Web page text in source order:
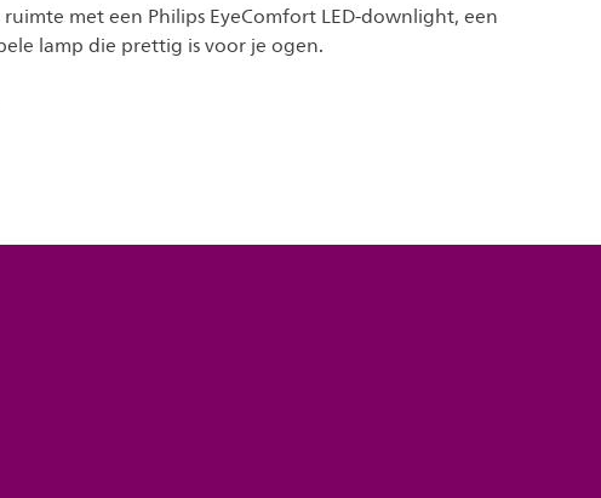
met een Philips EyeComfort LED-downlight, een
lamp die prettig is voor je ogen.